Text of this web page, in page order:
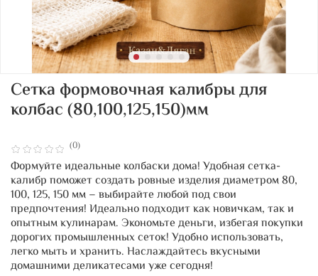
(0)
Сетка формовочная калибры для
колбас (80,100,125,150)мм
Формуйте идеальные колбаски дома! Удобная сетка-
калибр поможет создать ровные изделия диаметром 80,
100, 125, 150 мм – выбирайте любой под свои
предпочтения! Идеально подходит как новичкам, так и
опытным кулинарам. Экономьте деньги, избегая покупки
дорогих промышленных сеток! Удобно использовать,
легко мыть и хранить. Наслаждайтесь вкусными
домашними деликатесами уже сегодня!